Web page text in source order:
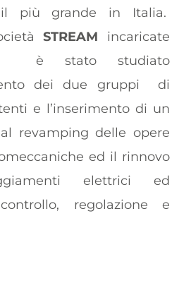
il più grande in Italia.
STREAM incaricate
è stato studiato
dei due gruppi di
e l’inserimento di un
revamping delle opere
ed il rinnovo
elettrici ed
regolazione e